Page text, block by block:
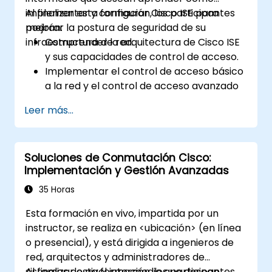
implementar y configurar Cisco ISE para
mejorar la postura de seguridad de su
infraestructura de red.
Al finalizar esta formación, los participantes
podrán:
Comprender la arquitectura de Cisco ISE
y sus capacidades de control de acceso.
Implementar el control de acceso básico
a la red y el control de acceso avanzado
Configurar y gestionar TACACS+ para la
administración de dispositivos, la
autorización de comandos y el control de
acceso basado en roles.
Leer más...
Soluciones de Conmutación Cisco:
Implementación y Gestión Avanzadas
35 Horas
Esta formación en vivo, impartida por un
instructor, se realiza en <ubicación> (en línea
o presencial), y está dirigida a ingenieros de
red, arquitectos y administradores de